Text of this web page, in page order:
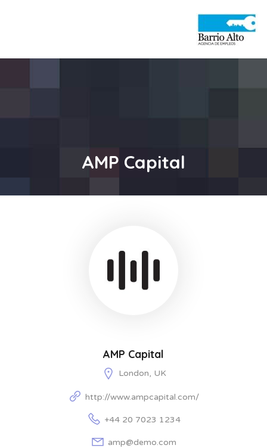
AMP Capital
AMP Capital
London, UK
http://www.ampcapital.com/
+44 20 7023 1234
amp@demo.com